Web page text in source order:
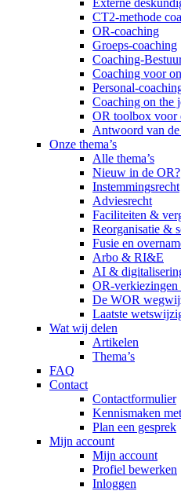
Externe
CT2-methode
OR-coaching
Groeps-coaching
Coaching-
Coaching voor
Personal-
Coaching on the
OR toolbox voor
Antwoord van
Onze thema’s
Alle thema’s
Nieuw in de OR?
Instemmingsrecht
Adviesrecht
Faciliteiten &
Reorganisatie &
Fusie en
Arbo & RI&E
AI &
OR-verkiezingen
De WOR
Laatste
Wat wij delen
Artikelen
Thema’s
FAQ
Contact
Contactformulier
Kennismaken
Plan een gesprek
Mijn account
Mijn account
Profiel bewerken
Inloggen